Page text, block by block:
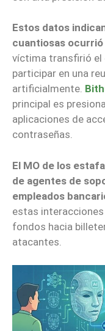
Estos datos
cuantiosas ocurrió
víctima transfirió el
participar en una
artificialmente.
principal es
aplicaciones de
contraseñas.
El MO de los
de agentes de
empleados
estas interacciones
fondos hacia
atacantes.